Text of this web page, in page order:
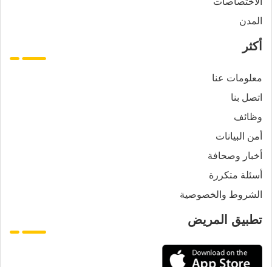
المدن
أكثر
معلومات عنا
اتصل بنا
وظائف
أمن البيانات
أخبار وصحافة
أسئلة متكررة
الشروط والخصوصية
تطبيق المريض